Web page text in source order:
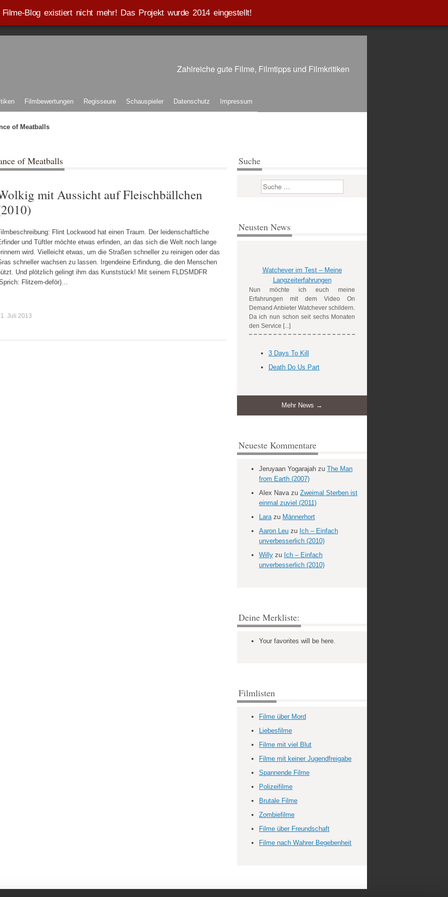
Zahlreiche gute Filme, Filmtipps und Filmkritiken
Filmbewertungen Regisseure Schauspieler Datenschutz Impressum
of Meatballs
of Meatballs
mit Aussicht auf Fleischbällchen
Flint Lockwood hat einen Traum. Der leidenschaftliche
und Tüftler möchte etwas erfinden, an das sich die Welt noch lange
wird. Vielleicht etwas, um die Straßen schneller zu reinigen oder das
schneller wachsen zu lassen. Irgendeine Erfindung, die den Menschen
Und plötzlich gelingt ihm das Kunststück! Mit seinem FLDSMDFR
Flitzem-deför)…
Juli 2013
Suche
Suchen
Neusten News
Watchever im Test – Meine
Langzeiterfahrungen
Nun möchte ich euch meine
Erfahrungen mit dem Video On
Demand Anbieter Watchever schildern.
Da ich nun schon seit sechs Monaten
den Service [...]
3 Days To Kill
Death Do Us Part
Mehr News →
Neueste Kommentare
Jeruyaan Yogarajah zu The Man
from Earth (2007)
Alex Navazu Zweimal Sterben ist
einmal zuviel (2011)
Larazu Männerhort
Aaron Leu zu Ich – Einfach
unverbesserlich (2010)
Willy zu Ich – Einfach
unverbesserlich (2010)
Deine Merkliste:
Your favorites will be here.
Filmlisten
Filme über Mord
Liebesfilme
Filme mit viel Blut
Filme mit keiner Jugendfreigabe
Spannende Filme
Polizeifilme
Brutale Filme
Zombiefilme
Filme über Freundschaft
Filme nach Wahrer Begebenheit
Filme-Blog existiert nicht mehr! Das Projekt wurde 2014 eingestellt!